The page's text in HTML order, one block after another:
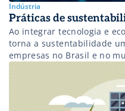
Indústria
Práticas de
Ao integrar tecnologia e
torna a sustentabilidade
empresas no Brasil e no